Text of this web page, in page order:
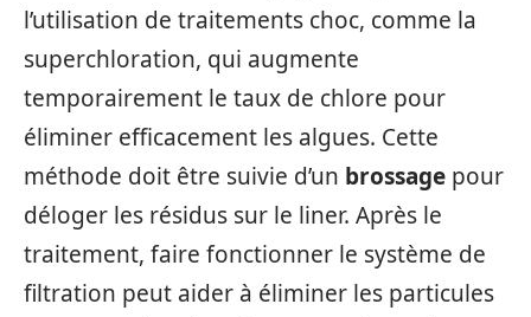
l’utilisation de traitements choc, comme la
superchloration, qui augmente
temporairement le taux de chlore pour
éliminer efficacement les algues. Cette
méthode doit être suivie d’un brossage pour
déloger les résidus sur le liner. Après le
traitement, faire fonctionner le système de
filtration peut aider à éliminer les particules